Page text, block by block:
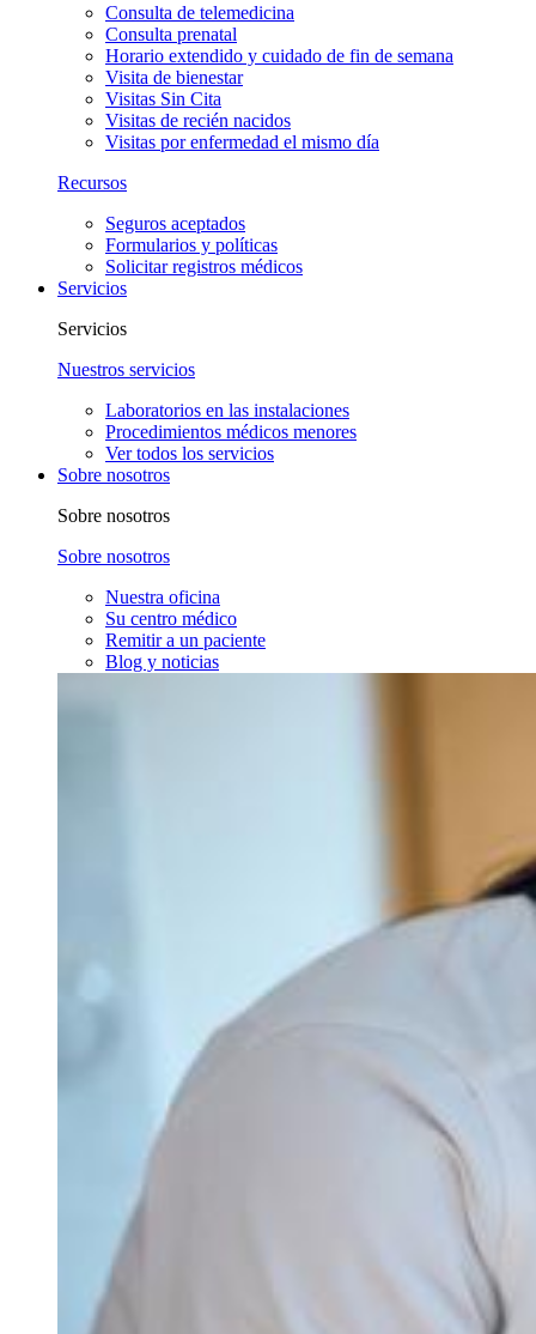
Consulta de telemedicina
Consulta prenatal
Horario extendido y cuidado de fin de semana
Visita de bienestar
Visitas Sin Cita
Visitas de recién nacidos
Visitas por enfermedad el mismo día
Recursos
Seguros aceptados
Formularios y políticas
Solicitar registros médicos
Servicios
Servicios
Nuestros servicios
Laboratorios en las instalaciones
Procedimientos médicos menores
Ver todos los servicios
Sobre nosotros
Sobre nosotros
Sobre nosotros
Nuestra oficina
Su centro médico
Remitir a un paciente
Blog y noticias